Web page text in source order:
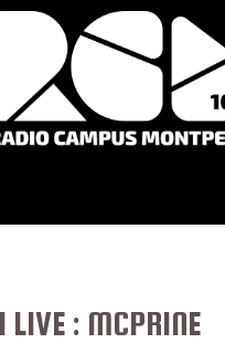
LIVE : MCPRINE